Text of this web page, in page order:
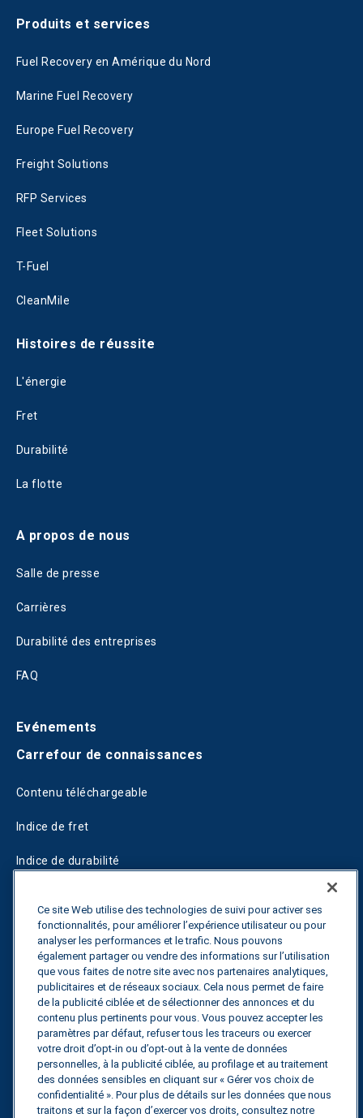
Produits et services
Fuel Recovery en Amérique du Nord
Marine Fuel Recovery
Europe Fuel Recovery
Freight Solutions
RFP Services
Fleet Solutions
T-Fuel
CleanMile
Histoires de réussite
L'énergie
Fret
Durabilité
La flotte
A propos de nous
Salle de presse
Carrières
Durabilité des entreprises
FAQ
Evénements
Carrefour de connaissances
Contenu téléchargeable
Indice de fret
Indice de durabilité
Guides
Fuel Savings Calculator
Calculateur d'optimisation des transports
Suivi des tarifs
Contactez nous
Ce site Web utilise des technologies de suivi pour activer ses
fonctionnalités, pour améliorer l’expérience utilisateur ou pour
analyser les performances et le trafic. Nous pouvons
également partager ou vendre des informations sur l’utilisation
que vous faites de notre site avec nos partenaires analytiques,
publicitaires et de réseaux sociaux. Cela nous permet de faire
de la publicité ciblée et de sélectionner des annonces et du
contenu plus pertinents pour vous. Vous pouvez accepter les
paramètres par défaut, refuser tous les traceurs ou exercer
votre droit d’opt-in ou d’opt-out à la vente de données
personnelles, à la publicité ciblée, au profilage et au traitement
des données sensibles en cliquant sur « Gérer vos choix de
confidentialité ». Pour plus de détails sur les données que nous
traitons et sur la façon d’exercer vos droits, consultez notre